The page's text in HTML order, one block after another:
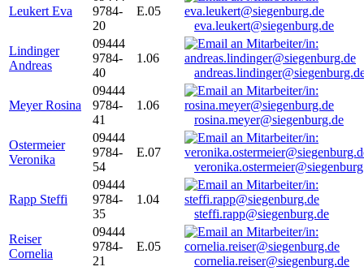
Leukert Eva
9784-
20
E.05
eva.leukert@siegenburg.de
Lindinger
Andreas
09444
9784-
40
1.06
Meyer Rosina
09444
9784-
41
1.06
rosina.meyer@siegenburg.de
Ostermeier
Veronika
09444
9784-
54
E.07
Rapp Steffi
09444
9784-
35
1.04
steffi.rapp@siegenburg.de
Reiser
Cornelia
09444
9784-
21
E.05
cornelia.reiser@siegenburg.de